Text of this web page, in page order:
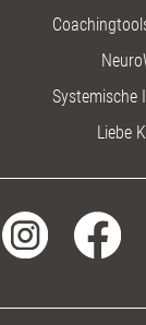
Systemische
Liebe